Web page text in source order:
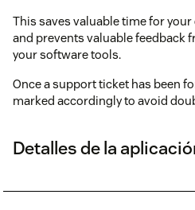
This saves valuable time for
and prevents valuable feedback
your software tools.
Once a support ticket has been
marked accordingly to avoid
Detalles de la